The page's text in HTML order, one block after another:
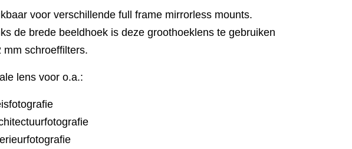
voor verschillende full frame mirrorless mounts.
de brede beeldhoek is deze groothoeklens te gebruiken
mm schroeffilters.
lens voor o.a.: